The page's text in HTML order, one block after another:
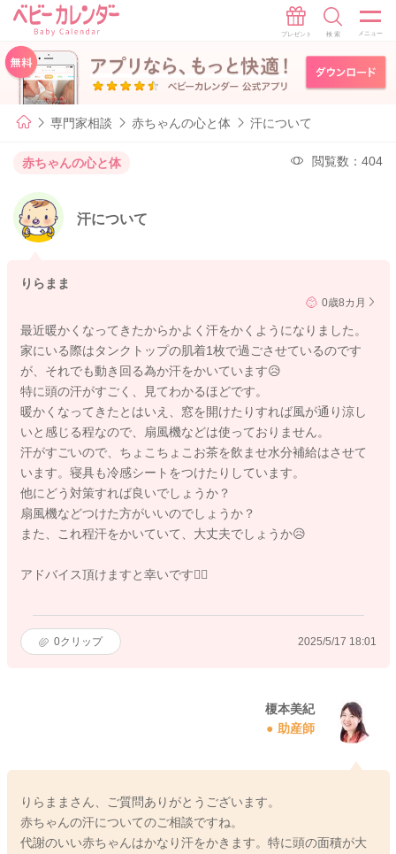
専門家相談 赤ちゃんの心と体 汗について
赤ちゃんの心と体 閲覧数：404
汗について
りらまま
0歳8カ月
最近暖かくなってきたからかよく汗をかくようになりました。
家にいる際はタンクトップの肌着1枚で過ごさせているのです
が、それでも動き回る為か汗をかいています😥
特に頭の汗がすごく、見てわかるほどです。
暖かくなってきたとはいえ、窓を開けたりすれば風が通り涼し
いと感じる程なので、扇風機などは使っておりません。
汗がすごいので、ちょこちょこお茶を飲ませ水分補給はさせて
います。寝具も冷感シートをつけたりしています。
他にどう対策すれば良いでしょうか？
扇風機などつけた方がいいのでしょうか？
また、これ程汗をかいていて、大丈夫でしょうか😥
アドバイス頂けますと幸いです🙇‍♀️
0クリップ 2025/5/17 18:01
榎本美紀
助産師
りらままさん、ご質問ありがとうございます。
赤ちゃんの汗についてのご相談ですね。
代謝のいい赤ちゃんはかなり汗をかきます。特に頭の面積が大